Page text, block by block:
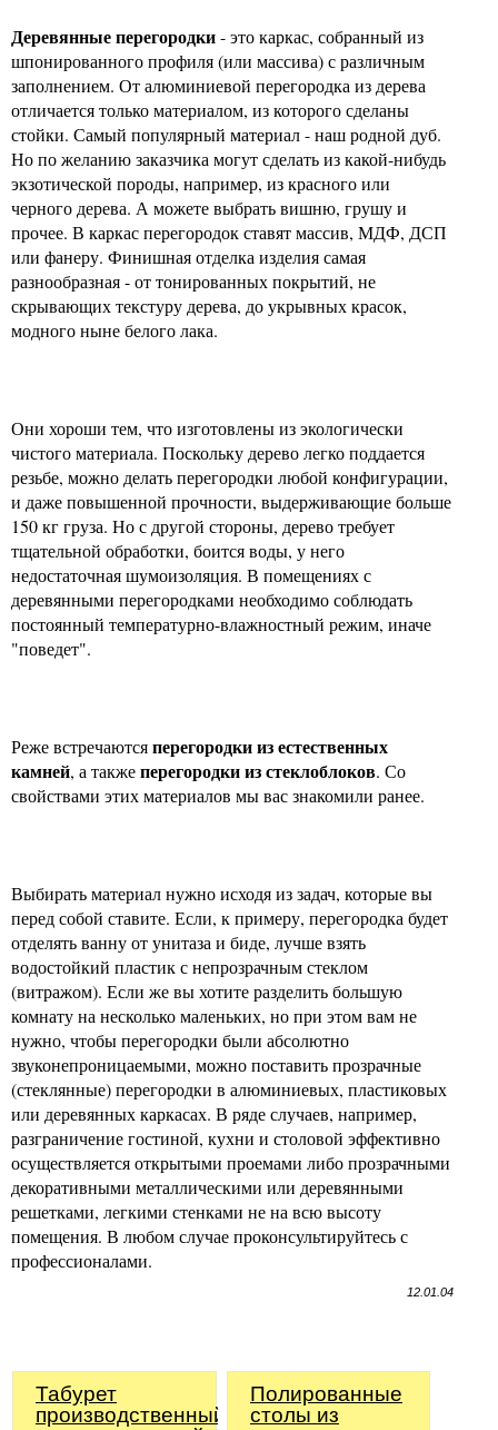
Деревянные перегородки- это каркас, собранный из
шпонированного профиля (или массива) с различным
заполнением. От алюминиевой перегородка из дерева
отличается только материалом, из которого сделаны
стойки. Самый популярный материал - наш родной дуб.
Но по желанию заказчика могут сделать из какой-нибудь
экзотической породы, например, из красного или
черного дерева. А можете выбрать вишню, грушу и
прочее. В каркас перегородок ставят массив, МДФ, ДСП
или фанеру. Финишная отделка изделия самая
разнообразная - от тонированных покрытий, не
скрывающих текстуру дерева, до укрывных красок,
модного ныне белого лака.
Они хороши тем, что изготовлены из экологически
чистого материала. Поскольку дерево легко поддается
резьбе, можно делать перегородки любой конфигурации,
и даже повышенной прочности, выдерживающие больше
150 кг груза. Но с другой стороны, дерево требует
тщательной обработки, боится воды, у него
недостаточная шумоизоляция. В помещениях с
деревянными перегородками необходимо соблюдать
постоянный температурно-влажностный режим, иначе
"поведет".
Реже встречаютсяперегородки из естественных
камней, а такжеперегородки из стеклоблоков. Со
свойствами этих материалов мы вас знакомили ранее.
Выбирать материал нужно исходя из задач, которые вы
перед собой ставите. Если, к примеру, перегородка будет
отделять ванну от унитаза и биде, лучше взять
водостойкий пластик с непрозрачным стеклом
(витражом). Если же вы хотите разделить большую
комнату на несколько маленьких, но при этом вам не
нужно, чтобы перегородки были абсолютно
звуконепроницаемыми, можно поставить прозрачные
(стеклянные) перегородки в алюминиевых, пластиковых
или деревянных каркасах. В ряде случаев, например,
разграничение гостиной, кухни и столовой эффективно
осуществляется открытыми проемами либо прозрачными
декоративными металлическими или деревянными
решетками, легкими стенками не на всю высоту
помещения. В любом случае проконсультируйтесь с
профессионалами.
12.01.04
Табурет
производственный
Полированные
столы из